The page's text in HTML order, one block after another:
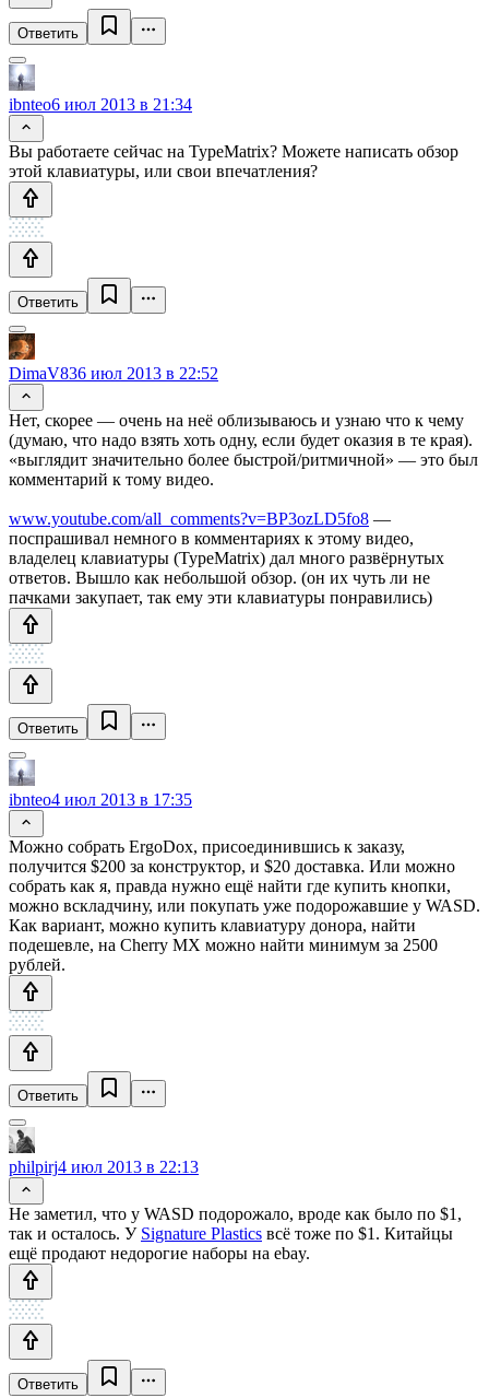
Ответить
ibnteo6 июл 2013 в 21:34
Вы работаете сейчас на TypeMatrix? Можете написать обзор
этой клавиатуры, или свои впечатления?
Ответить
DimaV836 июл 2013 в 22:52
Нет, скорее — очень на неё облизываюсь и узнаю что к чему
(думаю, что надо взять хоть одну, если будет оказия в те края).
«выглядит значительно более быстрой/ритмичной» — это был
комментарий к тому видео.
www.youtube.com/all_comments?v=BP3ozLD5fo8 —
поспрашивал немного в комментариях к этому видео,
владелец клавиатуры (TypeMatrix) дал много развёрнутых
ответов. Вышло как небольшой обзор. (он их чуть ли не
пачками закупает, так ему эти клавиатуры понравились)
Ответить
ibnteo4 июл 2013 в 17:35
Можно собрать ErgoDox, присоединившись к заказу,
получится $200 за конструктор, и $20 доставка. Или можно
собрать как я, правда нужно ещё найти где купить кнопки,
можно вскладчину, или покупать уже подорожавшие у WASD.
Как вариант, можно купить клавиатуру донора, найти
подешевле, на Cherry MX можно найти минимум за 2500
рублей.
Ответить
philpirj4 июл 2013 в 22:13
Не заметил, что у WASD подорожало, вроде как было по $1,
так и осталось. У Signature Plastics всё тоже по $1. Китайцы
ещё продают недорогие наборы на ebay.
Ответить